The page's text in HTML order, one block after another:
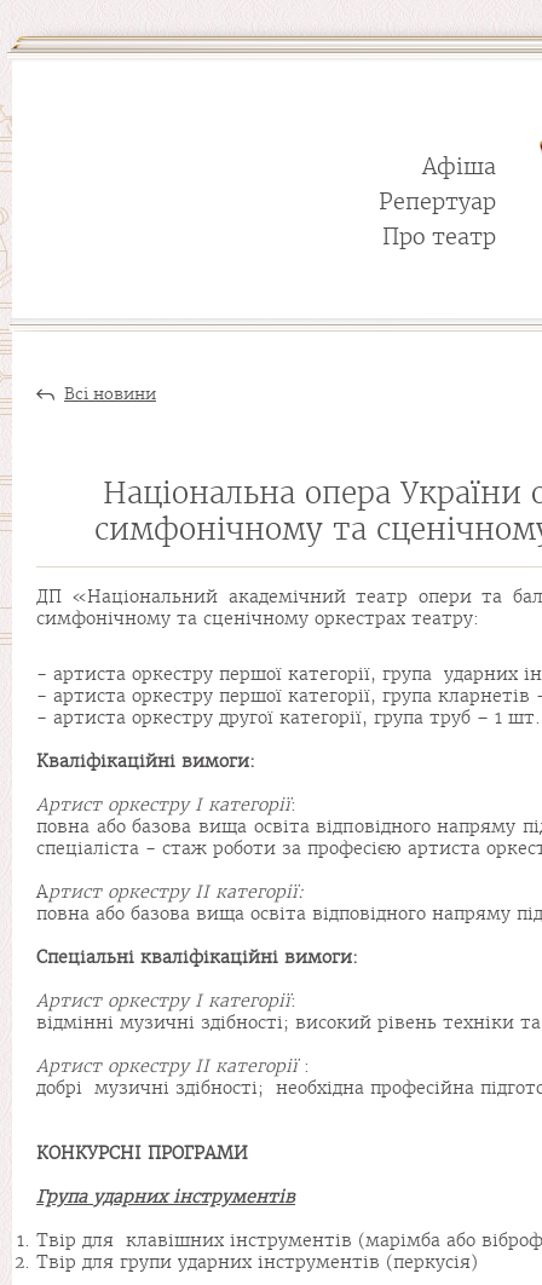
Афіша
Репертуар
Про театр
Всі новини
Національна опера
симфонічному та
ДП «Національний академічний театр опери та
симфонічному та сценічному оркестрах театру:
- артиста оркестру першої категорії, група ударних
- артиста оркестру першої категорії, група
- артиста оркестру другої категорії, група труб – 1
Кваліфікаційні вимоги:
Артист оркестру I категорії:
повна або базова вища освіта відповідного напряму
спеціаліста - стаж роботи за професією артиста
Артист оркестру II категорії:
повна або базова вища освіта відповідного напряму
Спеціальні кваліфікаційні вимоги:
Артист оркестру I категорії:
відмінні музичні здібності; високий рівень
Артист оркестру II категорії:
добрі музичні здібності; необхідна професійна
КОНКУРСНІ ПРОГРАМИ
Група ударних інструментів
Твір для клавішних інструментів (марімба або
Твір для групи ударних інструментів (перкусія)